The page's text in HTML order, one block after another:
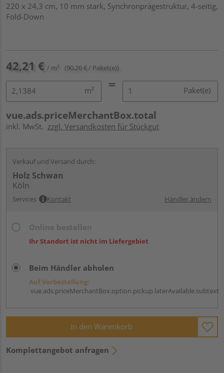
220 x 24,3 cm, 10 mm stark, Synchronprägestruktur, 4-seitig,
Fold-Down
42,21 € / m² (90,26 € / Paket(e))
m² Paket(e)
vue.ads.priceMerchantBox.total
inkl. MwSt. zzgl. Versandkosten für Stückgut
Verkauf und Versand durch:
Holz Schwan
Köln
Services Kontakt Händler ändern
Ihr Standort ist nicht im Liefergebiet
Beim Händler abholen
Auf Vorbestellung:
vue.ads.priceMerchantBox.option.pickup.laterAvailable.subtext
In den Warenkorb
Komplettangebot anfragen